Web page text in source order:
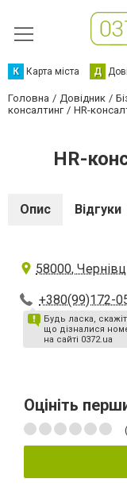
К Карта міста Д
Головна Довідник
консалтинг
HR-
HR-
Опис Відгуки
58000,
+380(99)172-
Будь ласка,
що дізналися
на сайті 0372.ua
Оцініть
(